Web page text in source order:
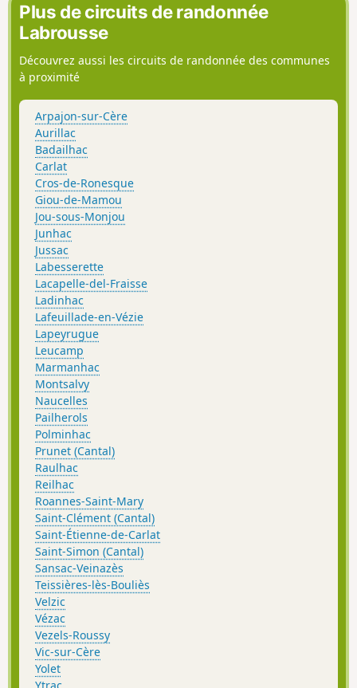
Plus de circuits de randonnée
Labrousse
Découvrez aussi les circuits de randonnée des communes
à proximité
Arpajon-sur-Cère
Aurillac
Badailhac
Carlat
Cros-de-Ronesque
Giou-de-Mamou
Jou-sous-Monjou
Junhac
Jussac
Labesserette
Lacapelle-del-Fraisse
Ladinhac
Lafeuillade-en-Vézie
Lapeyrugue
Leucamp
Marmanhac
Montsalvy
Naucelles
Pailherols
Polminhac
Prunet (Cantal)
Raulhac
Reilhac
Roannes-Saint-Mary
Saint-Clément (Cantal)
Saint-Étienne-de-Carlat
Saint-Simon (Cantal)
Sansac-Veinazès
Teissières-lès-Bouliès
Velzic
Vézac
Vezels-Roussy
Vic-sur-Cère
Yolet